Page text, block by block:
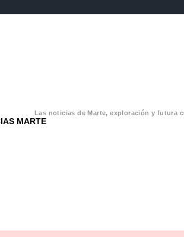
MARTE
Las noticias de Marte, exploración y futura